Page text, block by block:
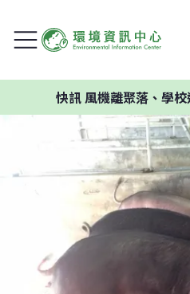
風機離聚落、學校過近